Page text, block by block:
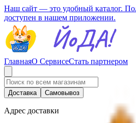
Наш сайт — это удобный каталог.
доступен в нашем приложении.
ГлавнаяО СервисеСтать партнером
Доставка Самовывоз
Адрес доставки